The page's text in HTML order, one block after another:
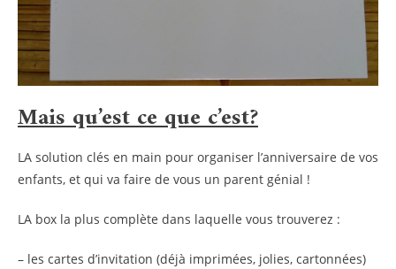
Mais qu’est ce que c’est?
LA solution clés en main pour organiser l’anniversaire de vos
enfants, et qui va faire de vous un parent génial !
LA box la plus complète dans laquelle vous trouverez :
– les cartes d’invitation (déjà imprimées, jolies, cartonnées)